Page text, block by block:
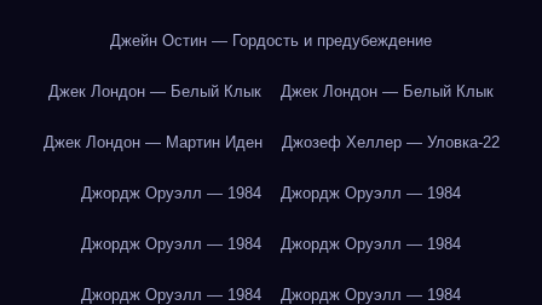
Джейн Остин — Гордость и предубеждение
Джек Лондон — Белый Клык Джек Лондон — Белый Клык
Джек Лондон — Мартин Иден Джозеф Хеллер — Уловка-22
Джордж Оруэлл — 1984 Джордж Оруэлл — 1984
Джордж Оруэлл — 1984 Джордж Оруэлл — 1984
Джордж Оруэлл — 1984 Джордж Оруэлл — 1984